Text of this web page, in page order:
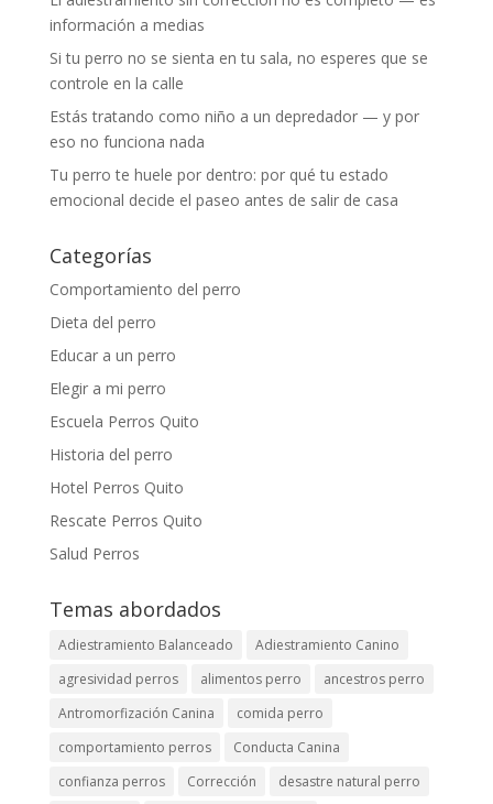
información a medias
Si tu perro no se sienta en tu sala, no esperes que se
controle en la calle
Estás tratando como niño a un depredador — y por
eso no funciona nada
Tu perro te huele por dentro: por qué tu estado
emocional decide el paseo antes de salir de casa
Categorías
Comportamiento del perro
Dieta del perro
Educar a un perro
Elegir a mi perro
Escuela Perros Quito
Historia del perro
Hotel Perros Quito
Rescate Perros Quito
Salud Perros
Temas abordados
Adiestramiento Balanceado
Adiestramiento Canino
agresividad perros
alimentos perro
ancestros perro
Antromorfización Canina
comida perro
comportamiento perros
Conducta Canina
confianza perros
Corrección
desastre natural perro